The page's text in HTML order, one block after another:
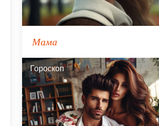
Мама
Гороскоп